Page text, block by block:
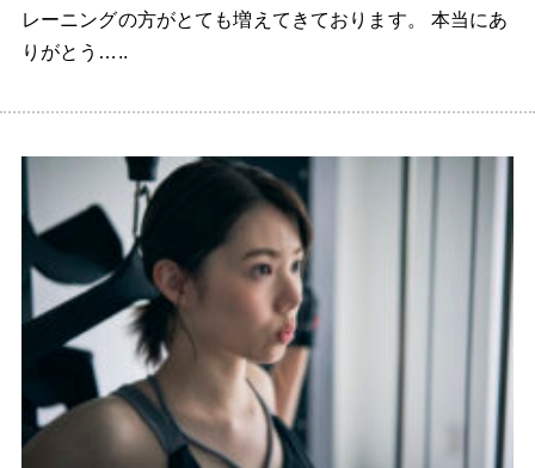
レーニングの方がとても増えてきております。 本当にあ
りがとう…..